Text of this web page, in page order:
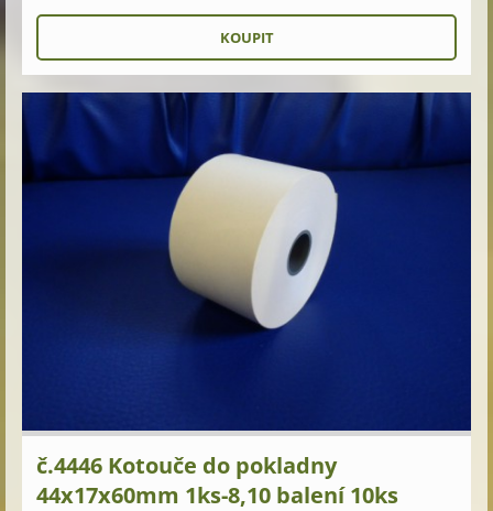
č.4446 Kotouče do pokladny
44x17x60mm 1ks-8,10 balení 10ks